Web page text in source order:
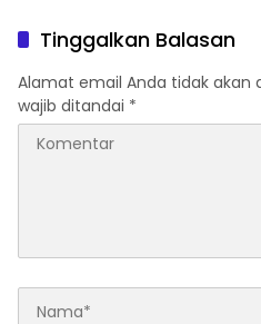
dan SWDKLLJ
Tinggalkan Balasan
Alamat email Anda tidak akan
wajib ditandai *